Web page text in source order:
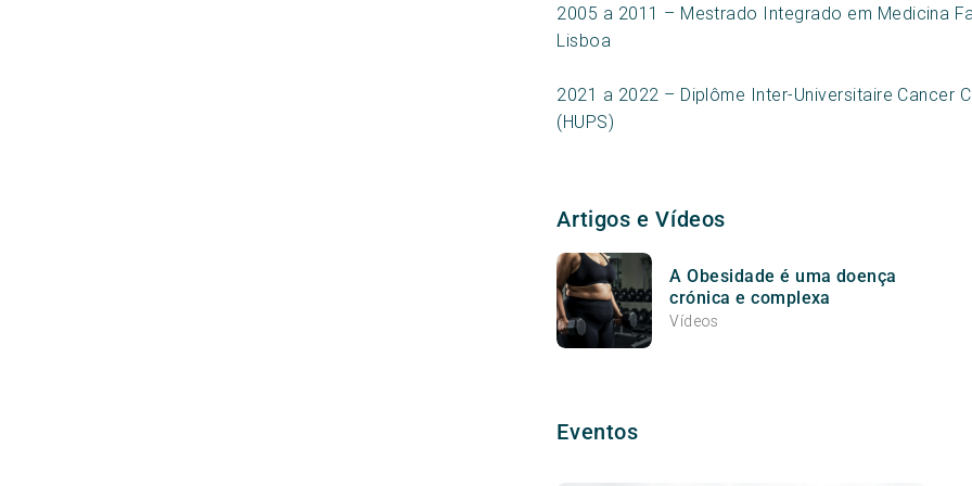
2005 a 2011 – Mestrado Integrado em Medicina
Lisboa
2021 a 2022 – Diplôme Inter-Universitaire Cancer
(HUPS)
Artigos e Vídeos
A Obesidade é uma doença
crónica e complexa
Vídeos
Eventos